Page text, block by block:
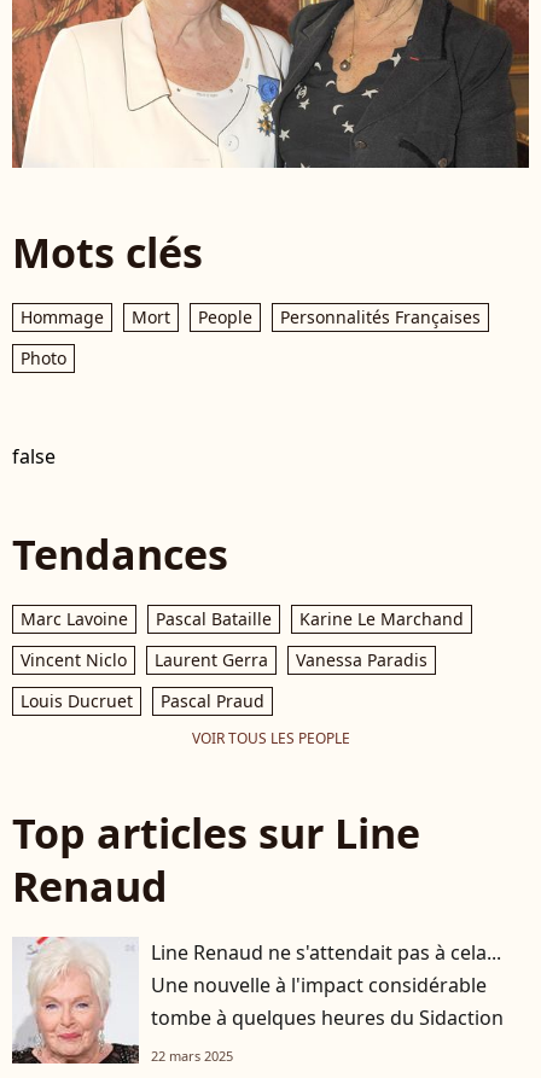
Mots clés
Hommage Mort People
Personnalités Françaises
Photo
false
Tendances
Marc Lavoine Pascal Bataille
Karine Le Marchand
Vincent Niclo
Laurent Gerra
Vanessa Paradis
Louis Ducruet
Pascal Praud
VOIR TOUS LES PEOPLE
Top articles sur Line
Renaud
Line Renaud ne s'attendait pas à cela...
Une nouvelle à l'impact considérable
tombe à quelques heures du Sidaction
22 mars 2025